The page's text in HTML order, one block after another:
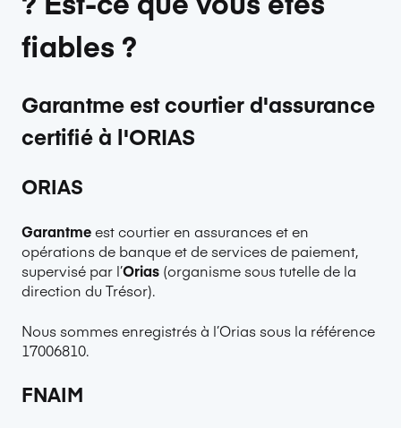
fiables ?
Garantme est courtier d'assurance
certifié à l'ORIAS
ORIAS
Garantmeest courtier en assurances et en
opérations de banque et de services de paiement,
supervisé par l’Orias (organisme sous tutelle de la
direction du Trésor).
Nous sommes enregistrés à l’Orias sous la référence
17006810.
FNAIM